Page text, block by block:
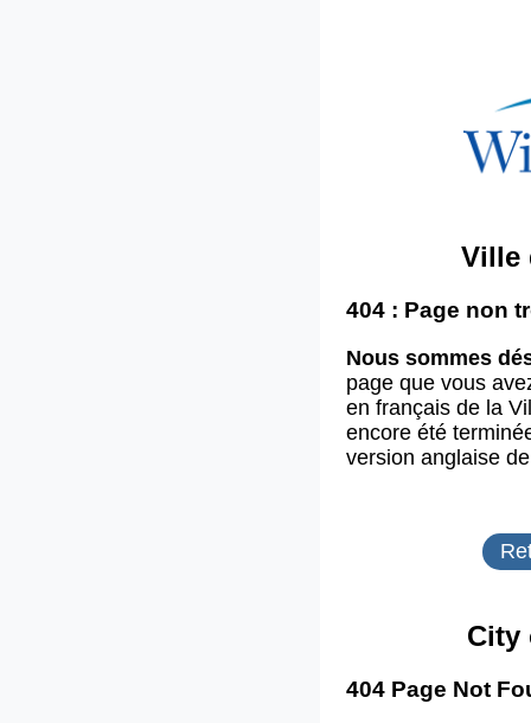
Ville
404 : Page non
Nous sommes
page que vous
en français de la
encore été
version anglaise
City
404 Page Not